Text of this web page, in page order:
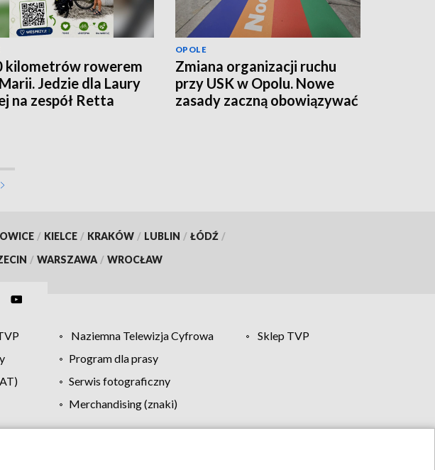
kilometrów rowerem
Jedzie dla Laury
na zespół Retta
OPOLE
Zmiana organizacji ruchu
przy USK w Opolu. Nowe
zasady zaczną obowiązywać
/ KIELCE / KRAKÓW / LUBLIN / ŁÓDŹ /
/ WARSZAWA / WROCŁAW
Naziemna Telewizja Cyfrowa
Sklep TVP
Program dla prasy
Serwis fotograficzny
Merchandising (znaki)